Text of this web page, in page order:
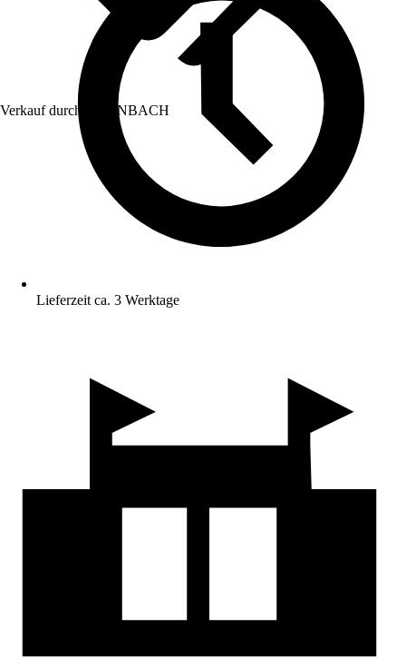
Verkauf durch: HORNBACH
Lieferzeit ca. 3 Werktage